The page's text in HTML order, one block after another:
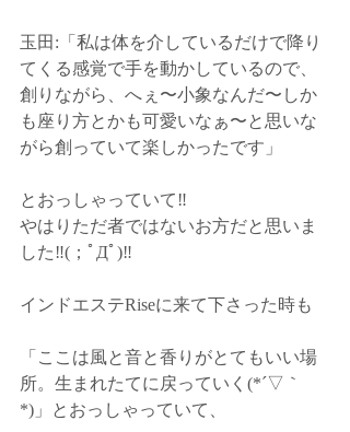
玉田:「私は体を介しているだけで降り
てくる感覚で手を動かしているので、
創りながら、へぇ〜小象なんだ〜しか
も座り方とかも可愛いなぁ〜と思いな
がら創っていて楽しかったです」﻿
とおっしゃっていて‼️﻿
やはりただ者ではないお方だと思いま
した‼️(；ﾟДﾟ)‼️﻿
インドエステRiseに来て下さった時も﻿
「ここは風と音と香りがとてもいい場
所。生まれたてに戻っていく(*´▽｀
*)」とおっしゃっていて、﻿